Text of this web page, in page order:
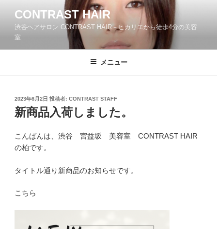
ツ
CONTRAST HAIR
渋谷ヘアサロン CONTRAST HAIR－ヒカリエから徒歩4分の美容
室
メニュー
投
稿
日:
2023年6月2日 投稿者: CONTRAST STAFF
新商品入荷しました。
こんばんは、渋谷 宮益坂 美容室 CONTRAST HAIR
の柏です。
タイトル通り新商品のお知らせです。
こちら